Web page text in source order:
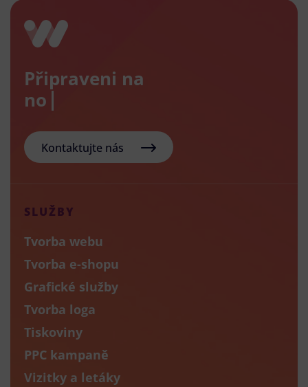
Připraveni na
nový e-
Kontaktujte nás
SLUŽBY
Tvorba webu
Tvorba e-shopu
Grafické služby
Tvorba loga
Tiskoviny
PPC kampaně
Vizitky a letáky